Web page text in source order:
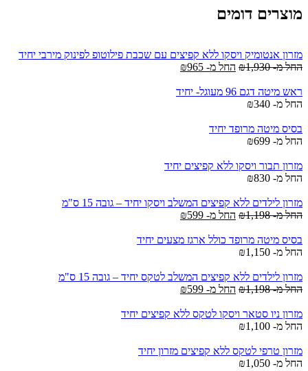
מוצרים דומים
מזרון אנטומיק ויסקו ללא קפיצים עם שכבת פילוטופ לפינוק מירבי יחיד
החל מ-
₪1,930 החל מ- ₪965
ראש מיטה דגם 96 מעוגל- יחיד
החל מ-
₪340
בסיס מיטה מרופד יחיד
החל מ-
₪699
מזרון תבור ויסקו ללא קפיצים יחיד
החל מ-
₪830
מזרון לילדים ללא קפיצים המשלב ויסקו יחיד – גובה 15 ס"מ
החל מ-
₪1,198 החל מ- ₪599
בסיס מיטה מרופד כולל ארגז מצעים יחיד
החל מ-
₪1,150
מזרון לילדים ללא קפיצים המשלב לטקס יחיד – גובה 15 ס"מ
החל מ-
₪1,198 החל מ- ₪599
מזרון ניו סטאר ויסקו לטקס ללא קפיצים יחיד
החל מ-
₪1,100
מזרון טרפי לטקס ללא קפיצים מזרון יחיד
החל מ-
₪1,050